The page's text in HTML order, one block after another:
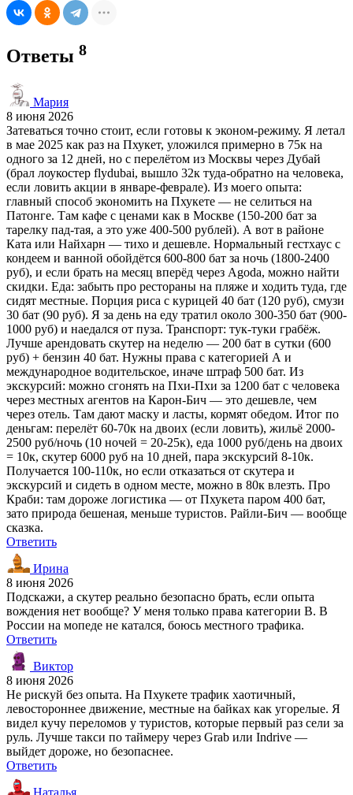
Ответы 8
Мария
8 июня 2026
Затеваться точно стоит, если готовы к эконом-режиму. Я летал
в мае 2025 как раз на Пхукет, уложился примерно в 75к на
одного за 12 дней, но с перелётом из Москвы через Дубай
(брал лоукостер flydubai, вышло 32к туда-обратно на человека,
если ловить акции в январе-феврале). Из моего опыта:
главный способ экономить на Пхукете — не селиться на
Патонге. Там кафе с ценами как в Москве (150-200 бат за
тарелку пад-тая, а это уже 400-500 рублей). А вот в районе
Ката или Найхарн — тихо и дешевле. Нормальный гестхаус с
кондеем и ванной обойдётся 600-800 бат за ночь (1800-2400
руб), и если брать на месяц вперёд через Agoda, можно найти
скидки. Еда: забыть про рестораны на пляже и ходить туда, где
сидят местные. Порция риса с курицей 40 бат (120 руб), смузи
30 бат (90 руб). Я за день на еду тратил около 300-350 бат (900-
1000 руб) и наедался от пуза. Транспорт: тук-туки грабёж.
Лучше арендовать скутер на неделю — 200 бат в сутки (600
руб) + бензин 40 бат. Нужны права с категорией А и
международное водительское, иначе штраф 500 бат. Из
экскурсий: можно сгонять на Пхи-Пхи за 1200 бат с человека
через местных агентов на Карон-Бич — это дешевле, чем
через отель. Там дают маску и ласты, кормят обедом. Итог по
деньгам: перелёт 60-70к на двоих (если ловить), жильё 2000-
2500 руб/ночь (10 ночей = 20-25к), еда 1000 руб/день на двоих
= 10к, скутер 6000 руб на 10 дней, пара экскурсий 8-10к.
Получается 100-110к, но если отказаться от скутера и
экскурсий и сидеть в одном месте, можно в 80к влезть. Про
Краби: там дороже логистика — от Пхукета паром 400 бат,
зато природа бешеная, меньше туристов. Райли-Бич — вообще
сказка.
Ответить
Ирина
8 июня 2026
Подскажи, а скутер реально безопасно брать, если опыта
вождения нет вообще? У меня только права категории B. В
России на мопеде не катался, боюсь местного трафика.
Ответить
Виктор
8 июня 2026
Не рискуй без опыта. На Пхукете трафик хаотичный,
левостороннее движение, местные на байках как угорелые. Я
видел кучу переломов у туристов, которые первый раз сели за
руль. Лучше такси по таймеру через Grab или Indrive —
выйдет дороже, но безопаснее.
Ответить
Наталья